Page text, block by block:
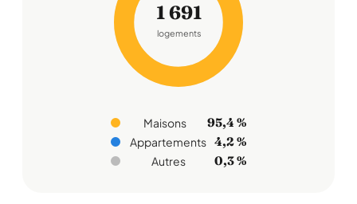
1 691
logements
Maisons 95,4 %
Appartements 4,2 %
Autres 0,3 %